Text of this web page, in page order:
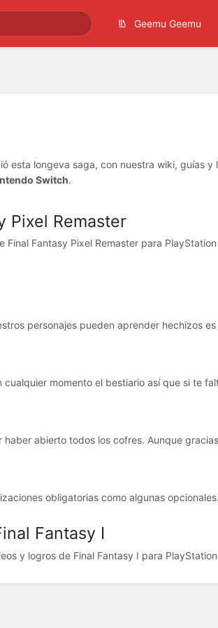
Geemu Geemu
esta longeva saga, con nuestra wiki, guías
Switch.
Pixel Remaster
Final Fantasy Pixel Remaster para
personajes pueden aprender hechizos
cualquier momento el bestiario así que si te
haber abierto todos los cofres. Aunque
obligatorias como algunas
Fantasy I
y logros de Final Fantasy I para